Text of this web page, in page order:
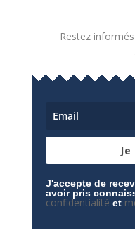
Restez
J'accepte de
avoir pris
confidentialité et